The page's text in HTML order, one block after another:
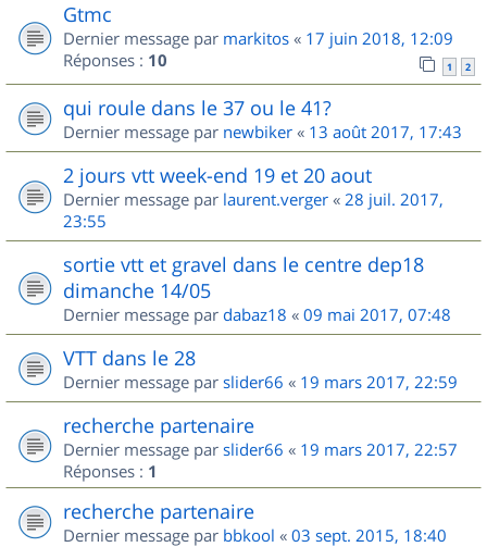
Gtmc
Dernier message par markitos « 17 juin 2018, 12:09
Réponses : 10 1 2
qui roule dans le 37 ou le 41?
Dernier message par newbiker « 13 août 2017, 17:43
2 jours vtt week-end 19 et 20 aout
Dernier message par laurent.verger « 28 juil. 2017,
23:55
sortie vtt et gravel dans le centre dep18
dimanche 14/05
Dernier message par dabaz18 « 09 mai 2017, 07:48
VTT dans le 28
Dernier message par slider66 « 19 mars 2017, 22:59
recherche partenaire
Dernier message par slider66 « 19 mars 2017, 22:57
Réponses : 1
recherche partenaire
Dernier message par bbkool « 03 sept. 2015, 18:40